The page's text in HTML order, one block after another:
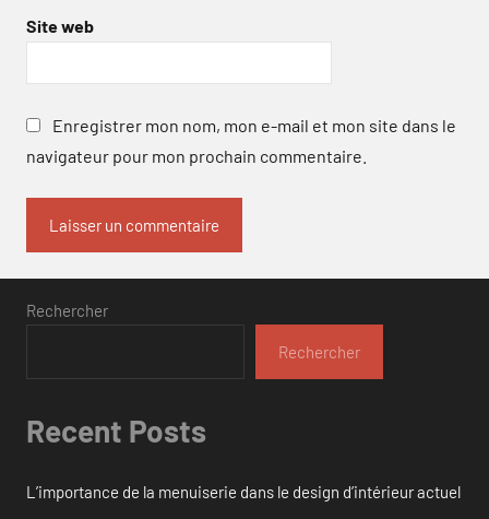
Site web
Enregistrer mon nom, mon e-mail et mon site dans le
navigateur pour mon prochain commentaire.
Rechercher
Rechercher
Recent Posts
L’importance de la menuiserie dans le design d’intérieur actuel